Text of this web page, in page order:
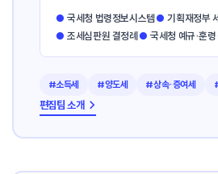
● 국세청 법령정보시스템● 기획재정부
● 조세심판원 결정례 ● 국세청 예규·훈령
#소득세 #양도세 #상속·증여세
편집팀 소개 →